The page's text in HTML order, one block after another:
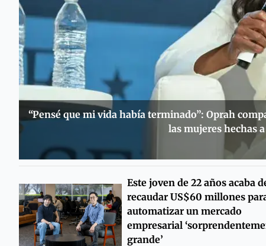
“Pensé que mi vida había terminado”: Oprah
las mujeres hechas
Este joven de 22 años acaba
recaudar US$60 millones
automatizar un mercado
empresarial
grande’